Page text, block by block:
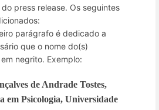
press release. Os seguintes
parágrafo é dedicado a
que o nome do(s)
negrito. Exemplo:
de Andrade Tostes,
em Psicologia, Universidade